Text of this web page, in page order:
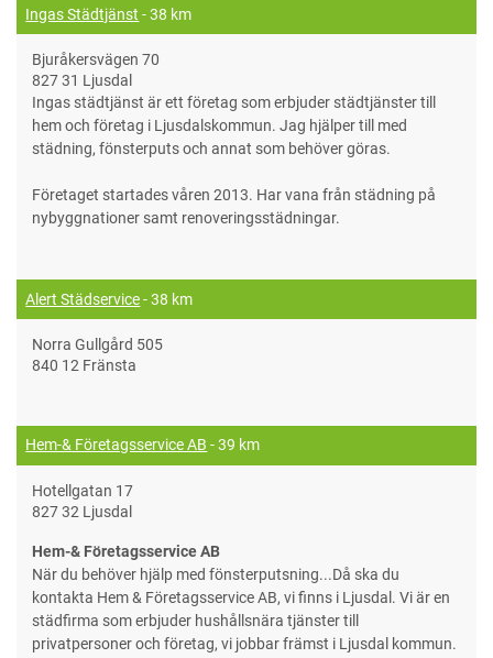
Ingas Städtjänst - 38 km
Bjuråkersvägen 70
827 31 Ljusdal
Ingas städtjänst är ett företag som erbjuder städtjänster till
hem och företag i Ljusdalskommun. Jag hjälper till med
städning, fönsterputs och annat som behöver göras.
Företaget startades våren 2013. Har vana från städning på
nybyggnationer samt renoveringsstädningar.
Alert Städservice- 38 km
Norra Gullgård 505
840 12 Fränsta
Hem-& Företagsservice AB - 39 km
Hotellgatan 17
827 32 Ljusdal
Hem-& Företagsservice AB
När du behöver hjälp med fönsterputsning...Då ska du
kontakta Hem & Företagsservice AB, vi finns i Ljusdal. Vi är en
städfirma som erbjuder hushållsnära tjänster till
privatpersoner och företag, vi jobbar främst i Ljusdal kommun.